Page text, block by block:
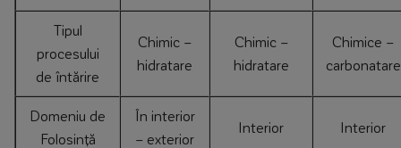
Tipul
procesului
de întărire
Chimic –
hidratare
Chimic –
hidratare
Chimice –
carbonatare
Domeniu de
Folosință
În interior
– exterior
Interior Interior